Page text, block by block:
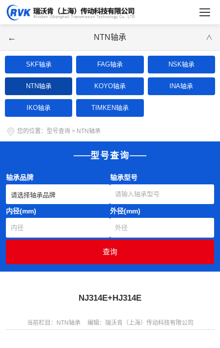
← NTN轴承 ∨
SKF轴承 FAG轴承 NSK轴承
NTN轴承 KOYO轴承 INA轴承
IKO轴承 TIMKEN轴承
您的位置： 型号查询 > NTN轴承
型号查询
轴承品牌 轴承型号
内径(mm) 外径(mm)
NJ314E+HJ314E
当前栏目：NTN轴承 编辑：瑞沃肯（上海）传动科技有限公司